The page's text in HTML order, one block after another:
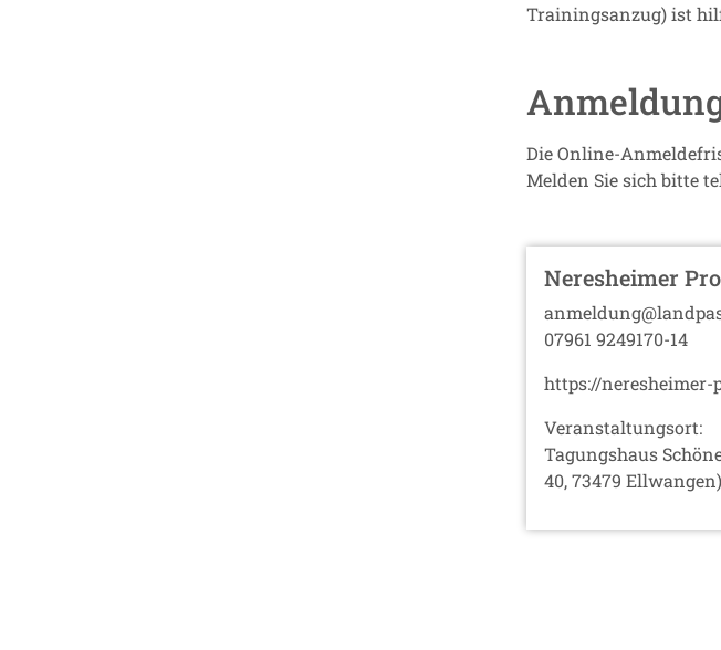
Trainingsanzug) ist
Die Online-
Melden Sie sich bitte
Neresheimer
07961 9249170-14
https://neresheimer-
Veranstaltungsort:
Tagungshaus
40, 73479 Ellwangen)